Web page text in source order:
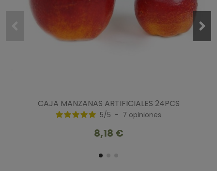
CAJA MANZANAS ARTIFICIALES 24PCS
5/5 - 7 opiniones
8,18 €